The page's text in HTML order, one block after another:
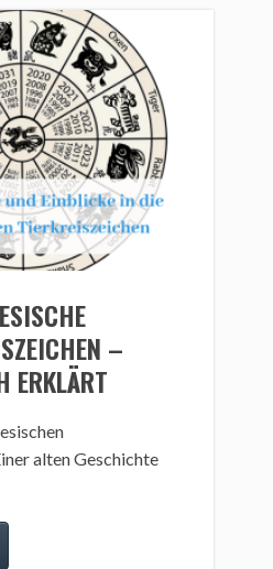
–
ERKLÄRT
alten Geschichte